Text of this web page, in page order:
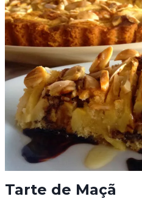
Tarte de Maçã